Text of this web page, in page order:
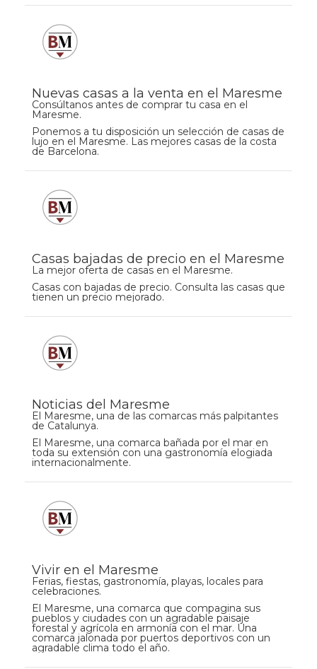
Nuevas casas a la venta en el Maresme
Consúltanos antes de comprar tu casa en el
Maresme.
Ponemos a tu disposición un selección de casas de
lujo en el Maresme. Las mejores casas de la costa
de Barcelona.
Casas bajadas de precio en el Maresme
La mejor oferta de casas en el Maresme.
Casas con bajadas de precio. Consulta las casas que
tienen un precio mejorado.
Noticias del Maresme
El Maresme, una de las comarcas más palpitantes
de Catalunya.
El Maresme, una comarca bañada por el mar en
toda su extensión con una gastronomía elogiada
internacionalmente.
Vivir en el Maresme
Ferias, fiestas, gastronomía, playas, locales para
celebraciones.
El Maresme, una comarca que compagina sus
pueblos y ciudades con un agradable paisaje
forestal y agrícola en armonía con el mar. Una
comarca jalonada por puertos deportivos con un
agradable clima todo el año.